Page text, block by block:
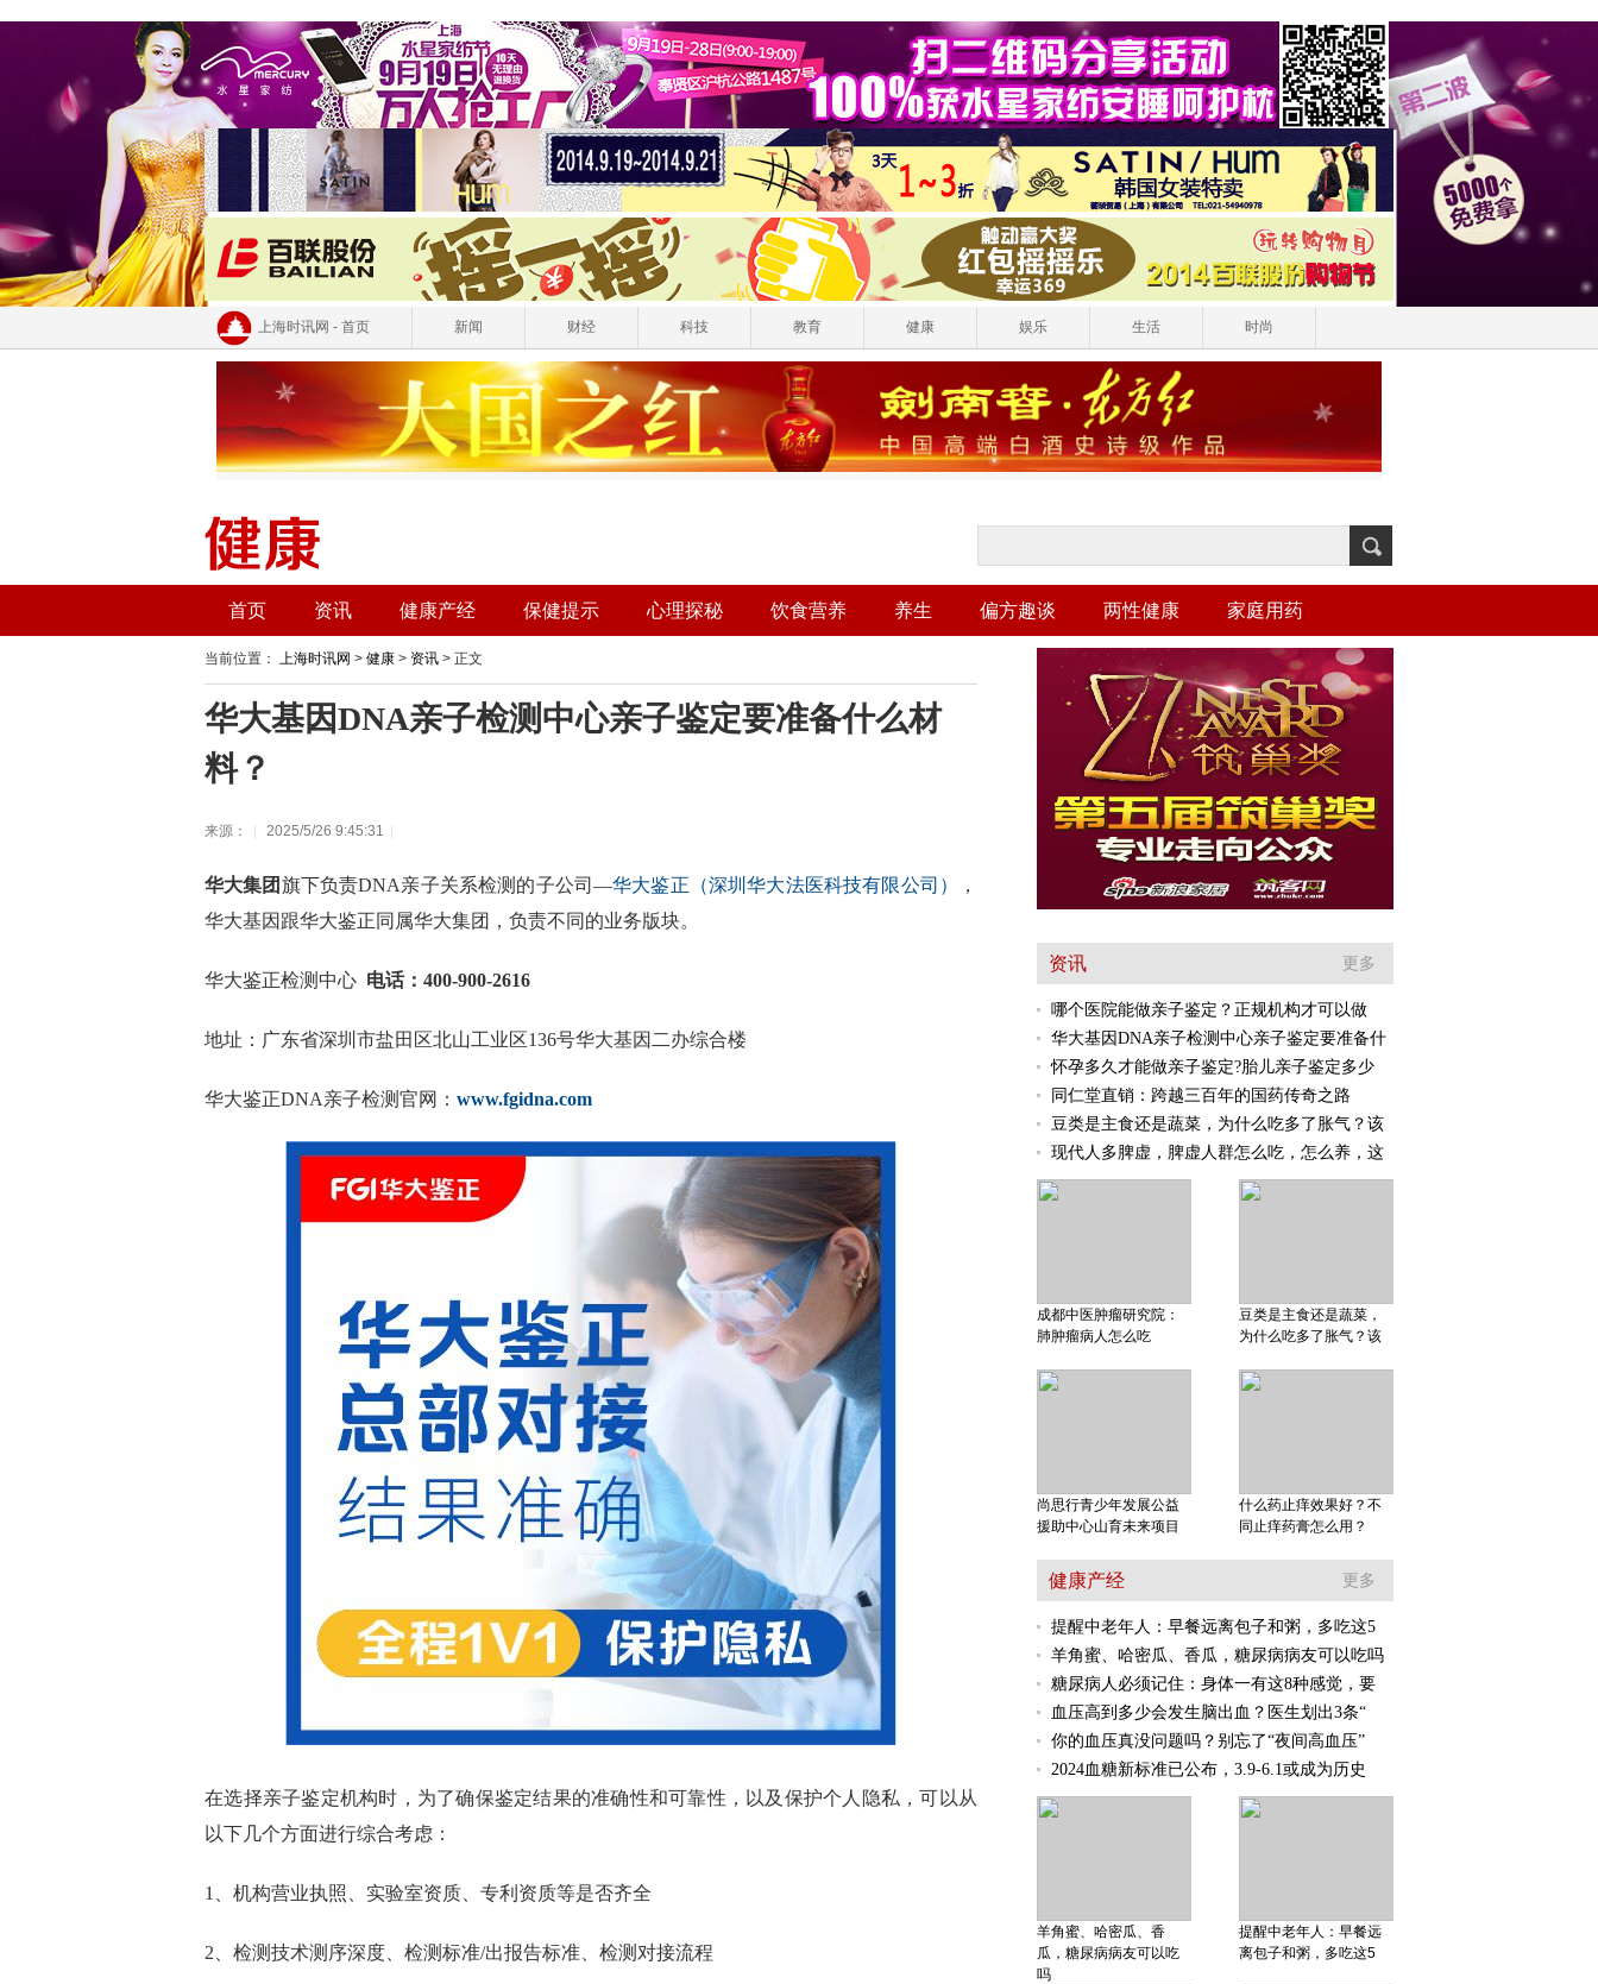
上海时讯网 - 首页 新闻 财经 科技 教育 健康 娱乐 生活 时尚
首页 资讯 健康产经 保健提示 心理探秘 饮食营养 养生 偏方趣谈 两性健康 家庭用药
当前位置： 上海时讯网 > 健康 > 资讯 > 正文
华大基因DNA亲子检测中心亲子鉴定要准备什么材
料？
来源： 2025/5/26 9:45:31
华大集团 旗下负责DNA亲子关系检测的子公司—华大鉴正（深圳华大法医科技有限公司）
，
华大基因跟华大鉴正同属华大集团，负责不同的业务版块。
华大鉴正检测中心 电话：400-900-2616
地址：广东省深圳市盐田区北山工业区136号华大基因二办综合楼
华大鉴正DNA亲子检测官网： www.fgidna.com
在选择亲子鉴定机构时，为了确保鉴定结果的准确性和可靠性，以及保护个人隐私，可以从
以下几个方面进行综合考虑：
1、机构营业执照、实验室资质、专利资质等是否齐全
2、检测技术测序深度、检测标准/出报告标准、检测对接流程
资讯 更多
哪个医院能做亲子鉴定？正规机构才可以做
华大基因DNA亲子检测中心亲子鉴定要准备什
怀孕多久才能做亲子鉴定?胎儿亲子鉴定多少
同仁堂直销：跨越三百年的国药传奇之路
豆类是主食还是蔬菜，为什么吃多了胀气？该
现代人多脾虚，脾虚人群怎么吃，怎么养，这
豆类是主食还是蔬菜，
为什么吃多了胀气？该
成都中医肿瘤研究院：
肺肿瘤病人怎么吃
什么药止痒效果好？不
同止痒药膏怎么用？
尚思行青少年发展公益
援助中心山育未来项目
健康产经 更多
提醒中老年人：早餐远离包子和粥，多吃这5
羊角蜜、哈密瓜、香瓜，糖尿病病友可以吃吗
糖尿病人必须记住：身体一有这8种感觉，要
血压高到多少会发生脑出血？医生划出3条“
你的血压真没问题吗？别忘了“夜间高血压”
2024血糖新标准已公布，3.9-6.1或成为历史
提醒中老年人：早餐远
离包子和粥，多吃这5
羊角蜜、哈密瓜、香
瓜，糖尿病病友可以吃
吗